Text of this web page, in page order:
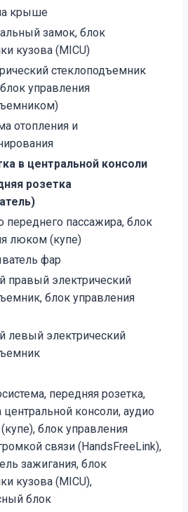
крыше
замок, блок
кузова (MICU)
стеклоподъемник
управления
отопления и
в центральной консоли
розетка
переднего пассажира, блок
люком (купе)
фар
правый электрический
блок управления
левый электрический
передняя розетка,
центральной консоли, аудио
блок управления
связи (HandsFreeLink),
зажигания, блок
кузова (MICU),
блок